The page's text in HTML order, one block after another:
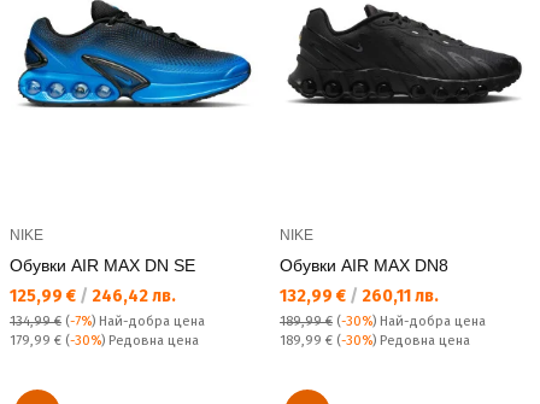
NIKE
Обувки AIR MAX DN SE
Текуща цена:
125,99 € / 246,42 лв.
134,99 € (-7%) Най-добра цена
Редовна цена:
179,99 € (-30%) Редовна цена
NIKE
Обувки AIR MAX DN8
Текуща цена:
132,99 € / 260,11 лв.
189,99 € (-30%) Най-добра цена
Редовна цена:
189,99 € (-30%) Редовна цена